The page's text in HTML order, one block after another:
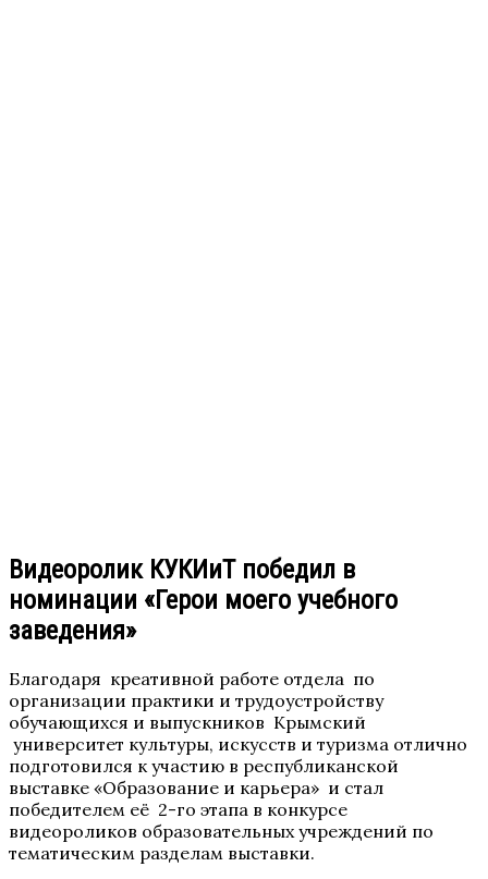
Видеоролик КУКИиТ победил в
номинации «Герои моего учебного
заведения»
Благодаря креативной работе отдела по
организации практики и трудоустройству
обучающихся и выпускников Крымский
университет культуры, искусств и туризма отлично
подготовился к участию в республиканской
выставке «Образование и карьера» и стал
победителем её 2-го этапа в конкурсе
видеороликов образовательных учреждений по
тематическим разделам выставки.